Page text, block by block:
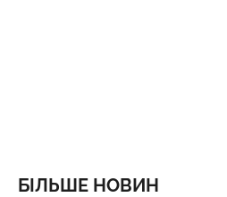
БІЛЬШЕ НОВИН